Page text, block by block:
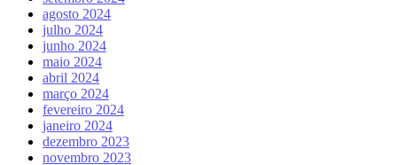
agosto 2024
julho 2024
junho 2024
maio 2024
abril 2024
março 2024
fevereiro 2024
janeiro 2024
dezembro 2023
novembro 2023